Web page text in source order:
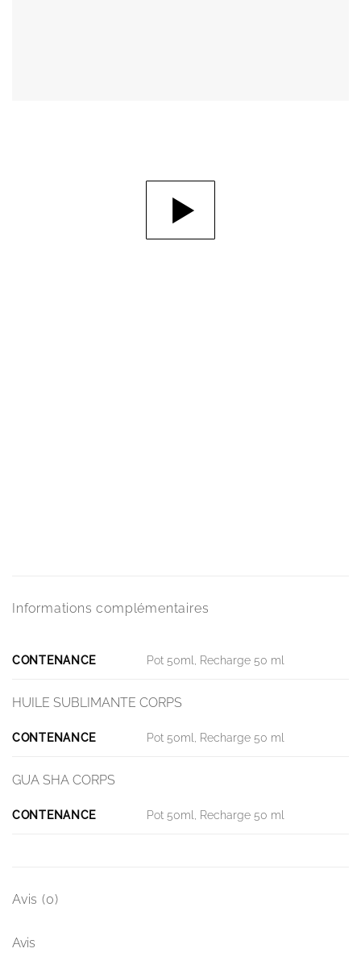
Informations complémentaires
CONTENANCE Pot 50ml, Recharge 50 ml
HUILE SUBLIMANTE CORPS
CONTENANCE Pot 50ml, Recharge 50 ml
GUA SHA CORPS
CONTENANCE Pot 50ml, Recharge 50 ml
Avis (0)
Avis